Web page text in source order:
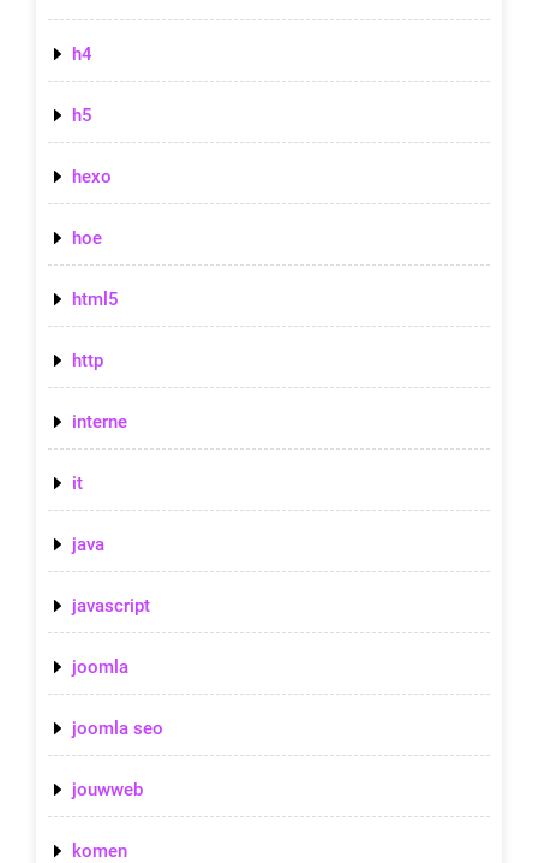
h4
h5
hexo
hoe
html5
http
interne
it
java
javascript
joomla
joomla seo
jouwweb
komen